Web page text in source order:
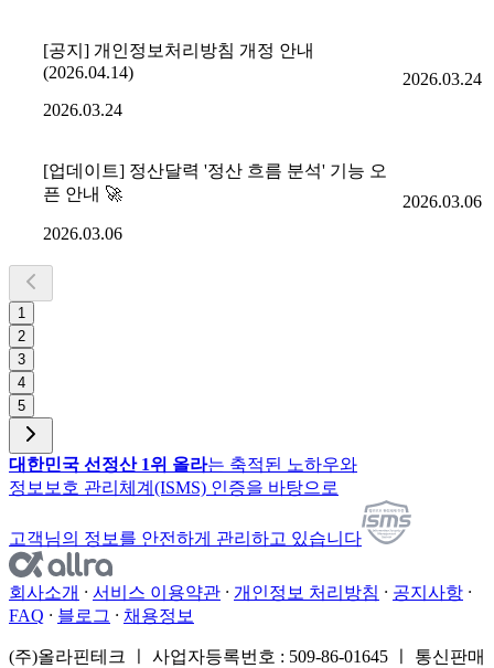
[공지] 개인정보처리방침 개정 안내
(2026.04.14)
2026.03.24
2026.03.24
[업데이트] 정산달력 '정산 흐름 분석' 기능 오
픈 안내 🚀
2026.03.06
2026.03.06
1
2
3
4
5
대한민국 선정산 1위 올라는 축적된 노하우와
정보보호 관리체계(ISMS) 인증을 바탕으로
고객님의 정보를 안전하게 관리하고 있습니다
회사소개 서비스 이용약관 개인정보 처리방침
공지사항
FAQ
블로그 채용정보
(주)올라핀테크 ㅣ 사업자등록번호 : 509-86-01645 ㅣ 통신판매